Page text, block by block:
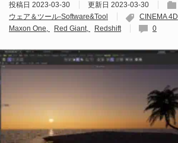
投稿日 2023-03-30 更新日 2023-03-30
ウェア＆ツール-Software&Tool
CINEMA 4D
Maxon One
Red Giant Redshift 0